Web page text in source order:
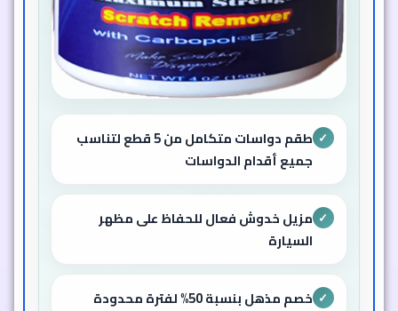
✓
طقم دواسات متكامل من 5 قطع لتناسب
جميع أقدام الدواسات
✓ مزيل خدوش فعال للحفاظ على مظهر
السيارة
✓ خصم مذهل بنسبة 50% لفترة محدودة